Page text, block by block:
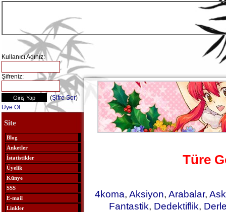
Kullanıcı Adınız:
Şifreniz:
(Şifre Sor)
Üye Ol
Site
Blog
Anketler
İstatistikler
Üyelik
Künye
SSS
E-mail
Linkler
Türe
4koma, Aksiyon, Arabalar,
Fantastik, Dedektiflik,